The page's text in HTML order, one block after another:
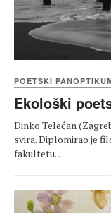
POETSKI
Ekološki
Dinko Telećan
svira. Diplomirao je
fakultetu…